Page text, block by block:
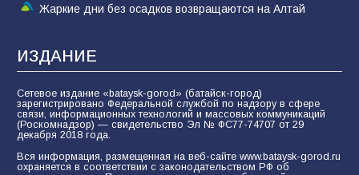
Жаркие дни без осадков возвращаются на Алтай
ИЗДАНИЕ
Сетевое издание «bataysk-gorod» (батайск-город)
зарегистрировано Федеральной службой по надзору в сфере
связи, информационных технологий и массовых коммуникаций
(Роскомнадзор) — свидетельство Эл № ФС77-74707 от 29
декабря 2018 года.
Вся информация, размещенная на веб-сайте www.bataysk-gorod.ru
охраняется в соответствии с законодательством РФ об